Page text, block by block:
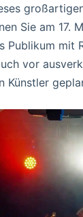
Sie am 17.
Publikum mit
vor
Künstler